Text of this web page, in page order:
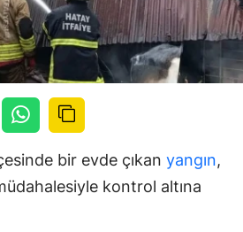
bir evde çıkan yangın,
kontrol altına